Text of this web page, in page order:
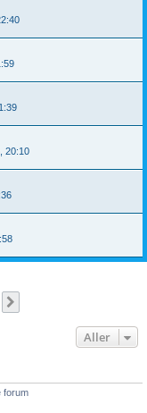
20:10
Aller
forum